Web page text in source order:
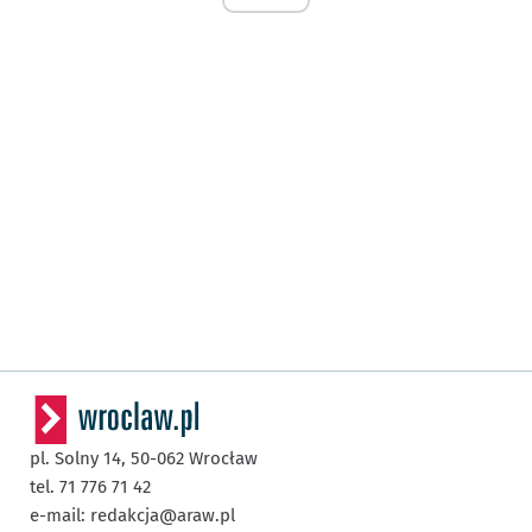
pl. Solny 14, 50-062 Wrocław
tel. 71 776 71 42
e-mail: redakcja@araw.pl